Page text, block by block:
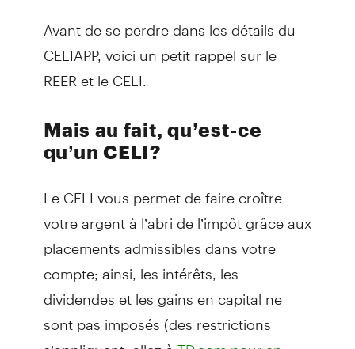
Avant de se perdre dans les détails du
CELIAPP, voici un petit rappel sur le
REER et le CELI.
Mais au fait, qu’est-ce
qu’un CELI?
Le CELI vous permet de faire croître
votre argent à l’abri de l’impôt grâce aux
placements admissibles dans votre
compte; ainsi, les intérêts, les
dividendes et les gains en capital ne
sont pas imposés (des restrictions